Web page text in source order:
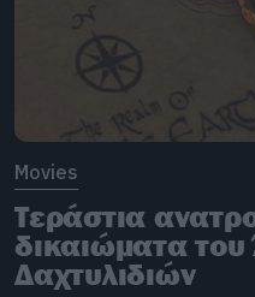
Movies
Τεράστια
δικαιώματα
Δαχτυλιδιών